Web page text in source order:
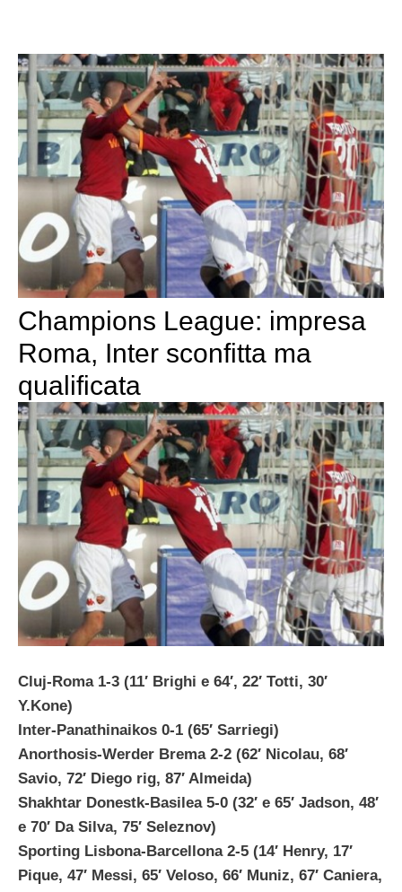
Champions League: impresa
Roma, Inter sconfitta ma
qualificata
Cluj-Roma 1-3 (11′ Brighi e 64′, 22′ Totti, 30′
Y.Kone)
Inter-Panathinaikos 0-1 (65′ Sarriegi)
Anorthosis-Werder Brema 2-2 (62′ Nicolau, 68′
Savio, 72′ Diego rig, 87′ Almeida)
Shakhtar Donestk-Basilea 5-0 (32′ e 65′ Jadson, 48′
e 70′ Da Silva, 75′ Seleznov)
Sporting Lisbona-Barcellona 2-5 (14′ Henry, 17′
Pique, 47′ Messi, 65′ Veloso, 66′ Muniz, 67′ Caniera,